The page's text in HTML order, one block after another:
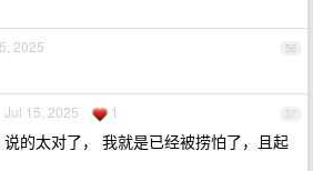
56
2025
57
Jul 15, 2025 1
的太对了， 我就是已经被捞怕了，且起